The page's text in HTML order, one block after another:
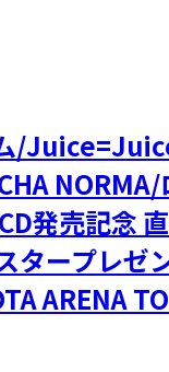
/
発売記念
タープレゼ
ARENA